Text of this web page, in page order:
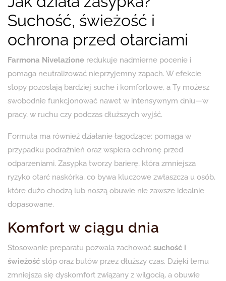
Suchość, świeżość i
ochrona przed otarciami
Farmona Nivelazione redukuje nadmierne pocenie i
pomaga neutralizować nieprzyjemny zapach. W efekcie
stopy pozostają bardziej suche i komfortowe, a Ty możesz
swobodnie funkcjonować nawet w intensywnym dniu—w
pracy, w ruchu czy podczas dłuższych wyjść.
Formuła ma również działanie łagodzące: pomaga w
przypadku podrażnień oraz wspiera ochronę przed
odparzeniami. Zasypka tworzy barierę, która zmniejsza
ryzyko otarć naskórka, co bywa kluczowe zwłaszcza u osób,
które dużo chodzą lub noszą obuwie nie zawsze idealnie
dopasowane.
Komfort w ciągu dnia
Stosowanie preparatu pozwala zachować suchość i
świeżość stóp oraz butów przez dłuższy czas. Dzięki temu
zmniejsza się dyskomfort związany z wilgocią, a obuwie